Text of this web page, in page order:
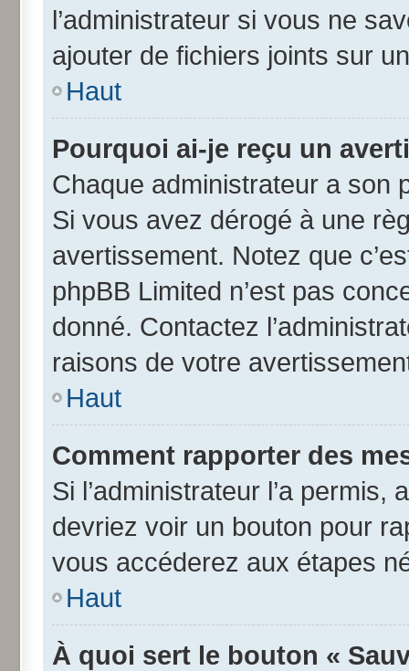
l’administrateur si vous ne
ajouter de fichiers joints sur
Haut
Pourquoi ai-je reçu un
Chaque administrateur a son
Si vous avez dérogé à une
avertissement. Notez que
phpBB Limited n’est pas
donné. Contactez
raisons de votre
Haut
Comment rapporter des
Si l’administrateur l’a
devriez voir un bouton pour
vous accéderez aux étapes
Haut
À quoi sert le bouton «